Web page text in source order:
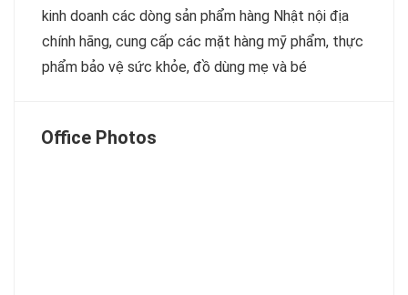
kinh doanh các dòng sản phẩm hàng Nhật nội địa
chính hãng, cung cấp các mặt hàng mỹ phẩm, thực
phẩm bảo vệ sức khỏe, đồ dùng mẹ và bé
Office Photos